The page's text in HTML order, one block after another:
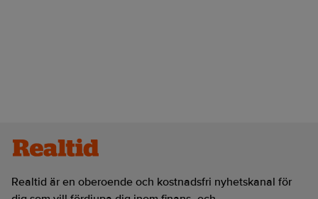
Realtid är en oberoende och kostnadsfri nyhetskanal för